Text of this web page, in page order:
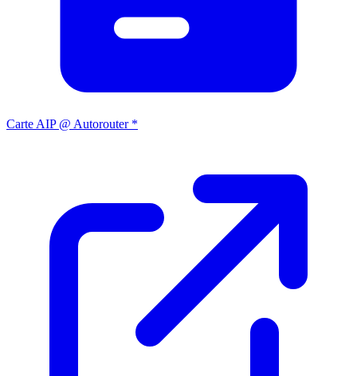
Carte AIP @ Autorouter *